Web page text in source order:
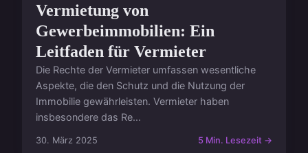
Vermietung von
Gewerbeimmobilien: Ein
Leitfaden für Vermieter
Die Rechte der Vermieter umfassen wesentliche
Aspekte, die den Schutz und die Nutzung der
Immobilie gewährleisten. Vermieter haben
insbesondere das Re...
30. März 2025 5 Min. Lesezeit →